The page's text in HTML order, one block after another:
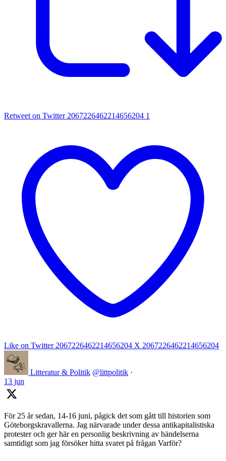
Retweet on Twitter 2067226462214656204 1
Like on Twitter 2067226462214656204 X 2067226462214656204
Litteratur & Politik @littpolitik ·
13 jun
För 25 år sedan, 14-16 juni, pågick det som gått till historien som
Göteborgskravallerna. Jag närvarade under dessa antikapitalistiska
protester och ger här en personlig beskrivning av händelserna
samtidigt som jag försöker hitta svaret på frågan Varför?